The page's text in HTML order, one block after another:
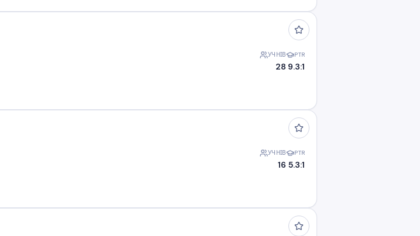
УЧНІВ
28
PTR
9.3:1
УЧНІВ
16
PTR
5.3:1